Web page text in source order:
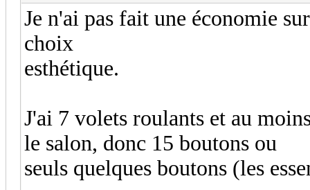
Je n'ai pas fait une économie
choix
esthétique.
J'ai 7 volets roulants et au
le salon, donc 15 boutons ou
seuls quelques boutons (les